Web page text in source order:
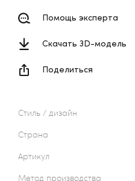
Стиль / дизайн
Страна
Артикул
Метод производства
Помощь эксперта
Скачать 3D-модель
Поделиться